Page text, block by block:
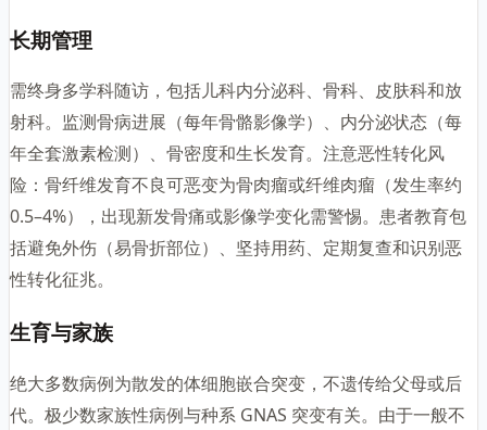
长期管理
需终身多学科随访，包括儿科内分泌科、骨科、皮肤科和放
射科。监测骨病进展（每年骨骼影像学）、内分泌状态（每
年全套激素检测）、骨密度和生长发育。注意恶性转化风
险：骨纤维发育不良可恶变为骨肉瘤或纤维肉瘤（发生率约
0.5–4%），出现新发骨痛或影像学变化需警惕。患者教育包
括避免外伤（易骨折部位）、坚持用药、定期复查和识别恶
性转化征兆。
生育与家族
绝大多数病例为散发的体细胞嵌合突变，不遗传给父母或后
代。极少数家族性病例与种系 GNAS 突变有关。由于一般不